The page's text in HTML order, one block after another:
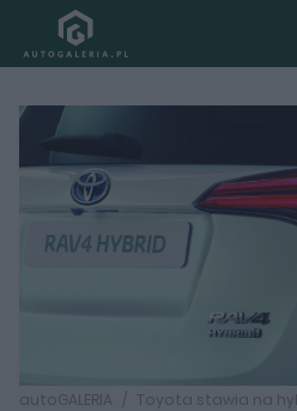
autoGALERIA Toyota stawia na